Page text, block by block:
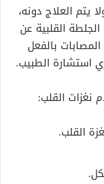
العلاج دونه،
عدم ملاحظة الجلطة القلبية عن
المصابات بالفعل
استشارة الطبيب.
نغزات القلب:
القلب.